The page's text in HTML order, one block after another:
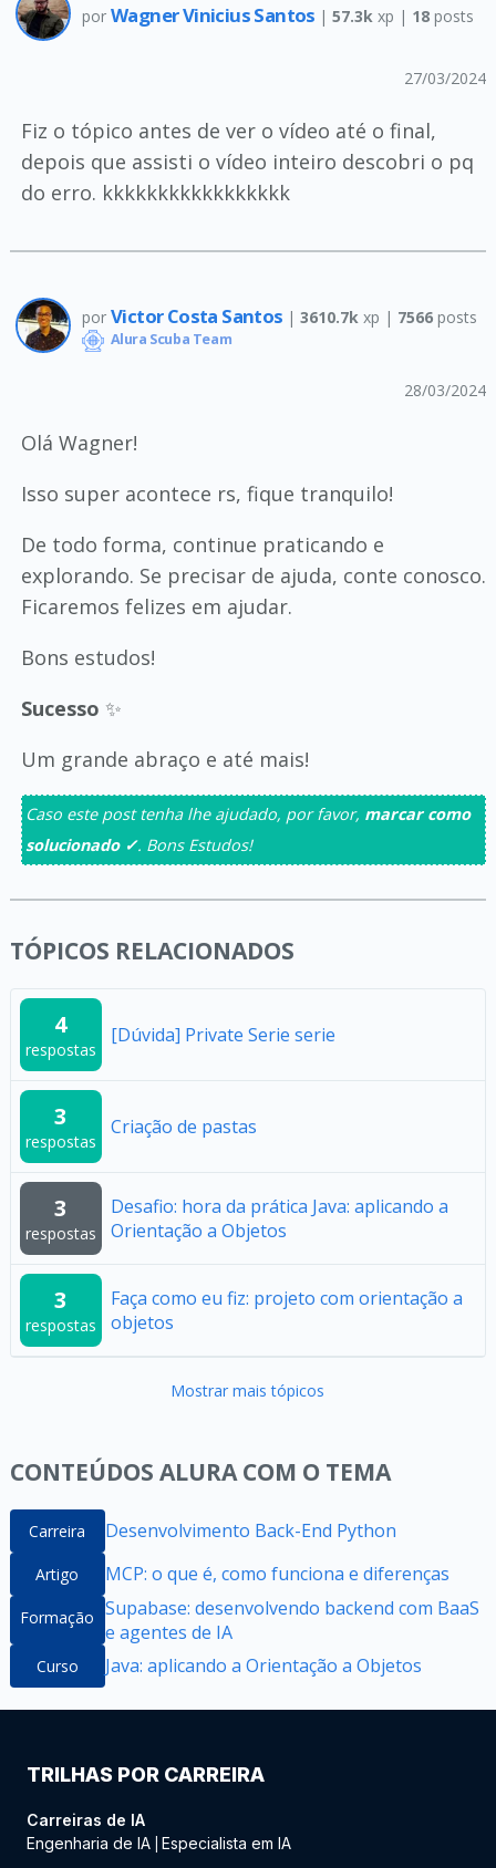
por Wagner Vinicius Santos |57.3k xp | 18 posts
27/03/2024
Fiz o tópico antes de ver o vídeo até o final,
depois que assisti o vídeo inteiro descobri o pq
do erro. kkkkkkkkkkkkkkkkk
por Victor Costa Santos | 3610.7k xp | 7566posts
Alura Scuba Team
28/03/2024
Olá Wagner!
Isso super acontece rs, fique tranquilo!
De todo forma, continue praticando e
explorando. Se precisar de ajuda, conte conosco.
Ficaremos felizes em ajudar.
Bons estudos!
Sucesso ✨
Um grande abraço e até mais!
Caso este post tenha lhe ajudado, por favor, marcar como
solucionado ✓. Bons Estudos!
TÓPICOS RELACIONADOS
4
respostas
[Dúvida] Private Serie serie
3
respostas
Criação de pastas
3
respostas
Desafio: hora da prática Java: aplicando a
Orientação a Objetos
3
respostas
Faça como eu fiz: projeto com orientação a
objetos
Mostrar mais tópicos
CONTEÚDOS ALURA COM O TEMA
Carreira Desenvolvimento Back-End Python
Artigo MCP: o que é, como funciona e diferenças
Formação Supabase: desenvolvendo backend com BaaS
e agentes de IA
Curso Java: aplicando a Orientação a Objetos
TRILHAS POR CARREIRA
Carreiras de IA
Engenharia de IA Especialista em IA